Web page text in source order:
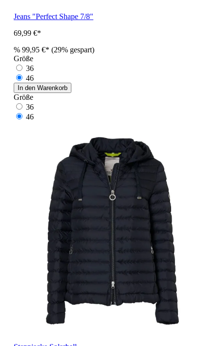
Jeans "Perfect Shape 7/8"
69,99 €*
% 99,95 €* (29% gespart)
Größe
36
46
In den Warenkorb
Größe
36
46